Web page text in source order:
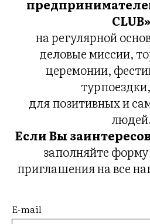
CLUB»
на регулярной
деловые миссии,
церемонии,
для позитивных и
Если Вы
заполняйте
приглашения на все
E-mail